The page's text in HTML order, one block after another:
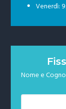
Venerdì:
Nome e